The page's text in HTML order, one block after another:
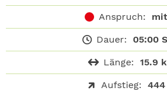
Anspruch:
Dauer: 05:00
Länge: 15.9
Aufstieg: 444
SHOP